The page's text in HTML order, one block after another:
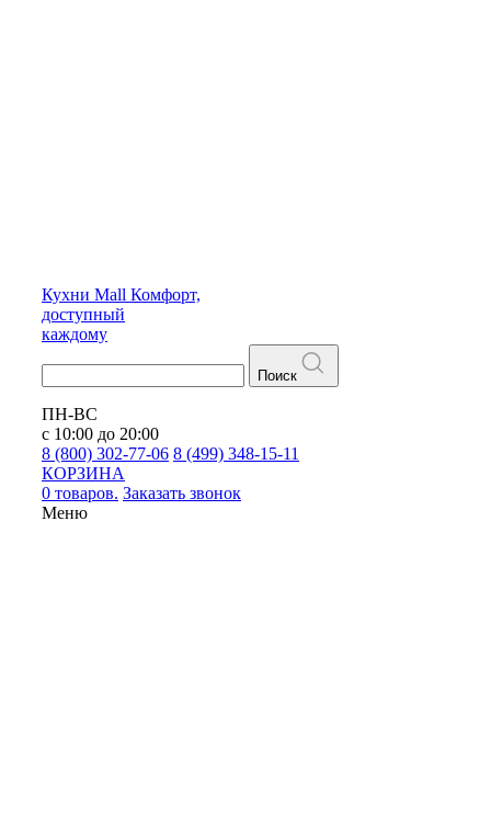
Кухни Mall Комфорт,
доступный
каждому
Поиск
ПН-ВС
с 10:00 до 20:00
8 (800) 302-77-06 8 (499) 348-15-11
КОРЗИНА
0 товаров. Заказать звонок
Меню